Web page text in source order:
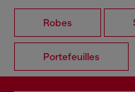
Robes
Portefeuilles